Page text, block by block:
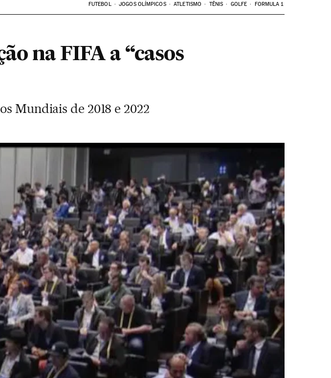
FUTEBOL JOGOS OLÍMPICOS ATLETISMO TÊNIS GOLFE FORMULA 1
na FIFA a “casos
Mundiais de 2018 e 2022